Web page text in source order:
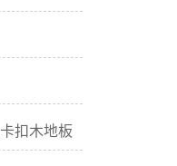
扣木地板